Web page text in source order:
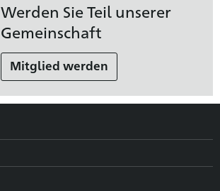
Werden Sie Teil unserer
Gemeinschaft
Mitglied werden